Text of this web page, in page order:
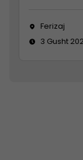
Ferizaj
3 Gusht